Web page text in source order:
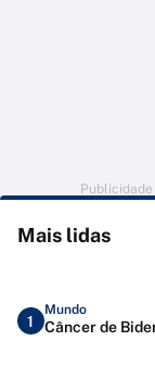
Publicidade
Mais lidas
1
Mundo
Câncer de